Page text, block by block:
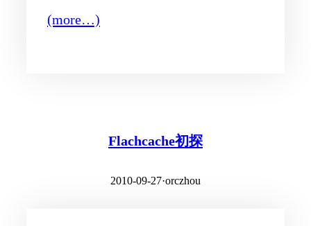
(more…)
Flachcache初探
2010-09-27·orczhou